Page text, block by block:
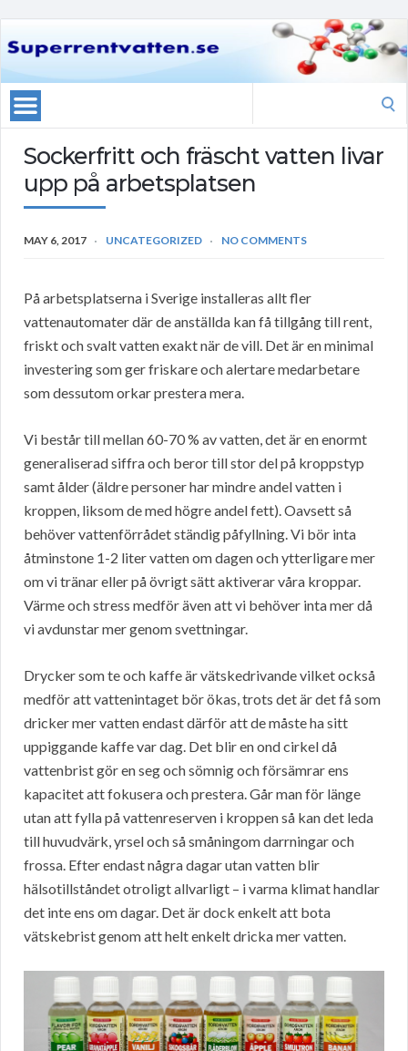
Sockerfritt och fräscht vatten livar
upp på arbetsplatsen
MAY 6, 2017 UNCATEGORIZED NO COMMENTS
På arbetsplatserna i Sverige installeras allt fler
vattenautomater där de anställda kan få tillgång till rent,
friskt och svalt vatten exakt när de vill. Det är en minimal
investering som ger friskare och alertare medarbetare
som dessutom orkar prestera mera.
Vi består till mellan 60-70 % av vatten, det är en enormt
generaliserad siffra och beror till stor del på kroppstyp
samt ålder (äldre personer har mindre andel vatten i
kroppen, liksom de med högre andel fett). Oavsett så
behöver vattenförrådet ständig påfyllning. Vi bör inta
åtminstone 1-2 liter vatten om dagen och ytterligare mer
om vi tränar eller på övrigt sätt aktiverar våra kroppar.
Värme och stress medför även att vi behöver inta mer då
vi avdunstar mer genom svettningar.
Drycker som te och kaffe är vätskedrivande vilket också
medför att vattenintaget bör ökas, trots det är det få som
dricker mer vatten endast därför att de måste ha sitt
uppiggande kaffe var dag. Det blir en ond cirkel då
vattenbrist gör en seg och sömnig och försämrar ens
kapacitet att fokusera och prestera. Går man för länge
utan att fylla på vattenreserven i kroppen så kan det leda
till huvudvärk, yrsel och så småningom darrningar och
frossa. Efter endast några dagar utan vatten blir
hälsotillståndet otroligt allvarligt – i varma klimat handlar
det inte ens om dagar. Det är dock enkelt att bota
vätskebrist genom att helt enkelt dricka mer vatten.